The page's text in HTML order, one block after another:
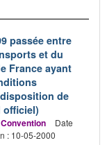
passée entre
et du
France ayant
de
officiel)
Convention
Date
: 10-05-2000